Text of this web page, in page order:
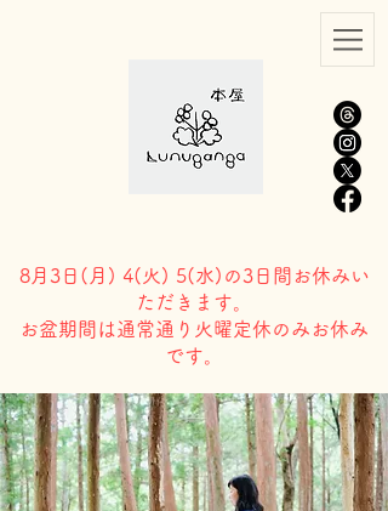
8月3日( 月) 4(火) 5(水)の3日間お休みい
ただきます。
​お盆期間は通常通り火曜定休のみお休み
です。